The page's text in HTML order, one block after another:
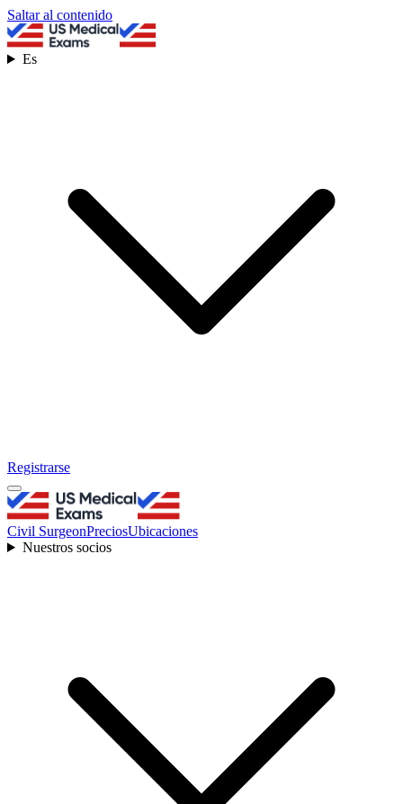
Saltar al contenido
Es
Registrarse
Civil SurgeonPreciosUbicaciones
Nuestros socios